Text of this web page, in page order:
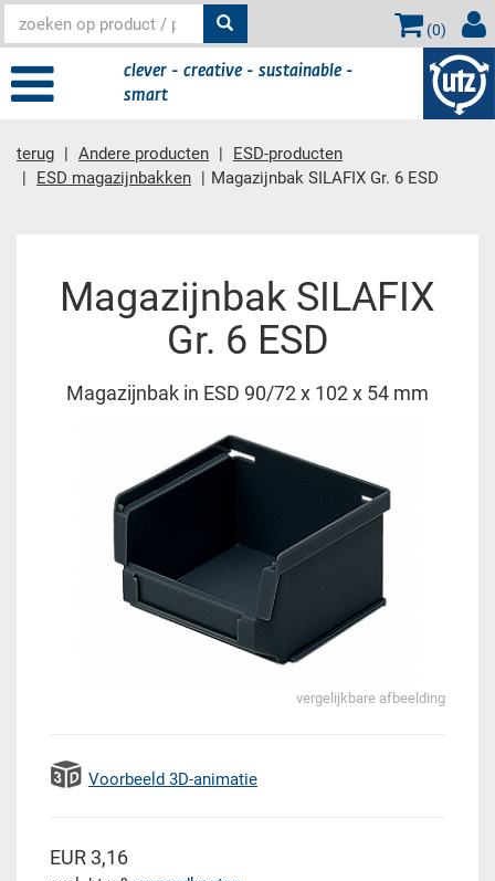
(0)
clever - creative - sustainable -
smart
terug Andere producten
ESD-producten
ESD magazijnbakken
Magazijnbak SILAFIX Gr. 6 ESD
Magazijnbak SILAFIX
Gr. 6 ESD
Magazijnbak in ESD 90/72 x 102 x 54 mm
vergelijkbare afbeelding
Voorbeeld 3D-animatie
EUR 3,16